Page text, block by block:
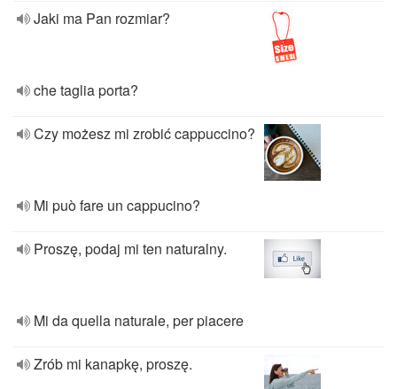
Jaki ma Pan rozmiar?
che taglia porta?
Czy możesz mi zrobić cappuccino?
Mi può fare un cappucino?
Proszę, podaj mi ten naturalny.
Mi da quella naturale, per piacere
Zrób mi kanapkę, proszę.